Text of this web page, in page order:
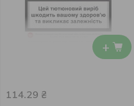
+
114.29 ₴